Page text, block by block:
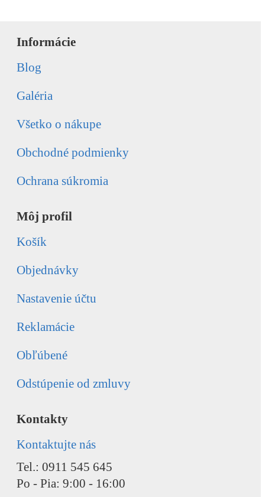
Informácie
Blog
Galéria
Všetko o nákupe
Obchodné podmienky
Ochrana súkromia
Môj profil
Košík
Objednávky
Nastavenie účtu
Reklamácie
Obľúbené
Odstúpenie od zmluvy
Kontakty
Kontaktujte nás
Tel.: 0911 545 645
Po - Pia: 9:00 - 16:00